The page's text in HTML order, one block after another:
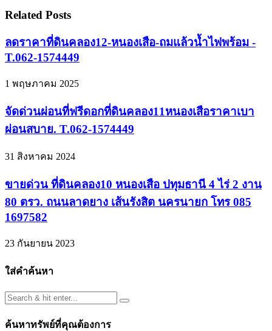
Related Posts
ลดราคาที่ดินคลอง12-หนองเสือ-ถมแล้วน้ำไฟพร้อม -
T.062-1574449
1 พฤษภาคม 2025
จัดด่วนผ่อนที่ฟรีดอกที่ดินคลอง11หนองเสือราคาเบา
ผ่อนสบาย. T.062-1574449
31 สิงหาคม 2024
ขายด่วน ที่ดินคลอง10 หนองเสือ ปทุมธานี 4 ไร่ 2 งาน
80 ตรว. ถนนลาดยาง เส้นรังสิต นครนายก โทร 085
1697582
23 กันยายน 2023
ใส่คำค้นหา
ค้นหาทรัพย์ที่คุณต้องการ